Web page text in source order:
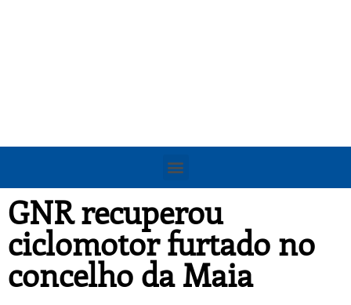
GNR recuperou
ciclomotor furtado no
concelho da Maia